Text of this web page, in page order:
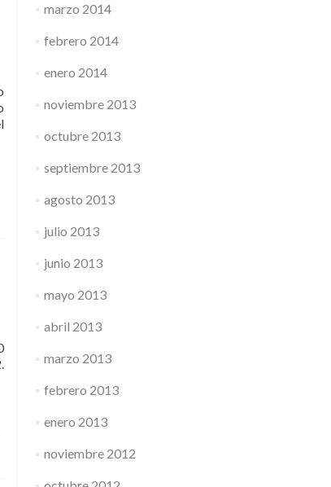
marzo 2014
febrero 2014
enero 2014
noviembre 2013
octubre 2013
septiembre 2013
agosto 2013
julio 2013
junio 2013
mayo 2013
abril 2013
marzo 2013
febrero 2013
enero 2013
noviembre 2012